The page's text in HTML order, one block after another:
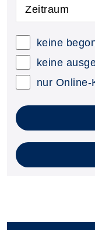
Zeitraum
keine
keine
nur Online-